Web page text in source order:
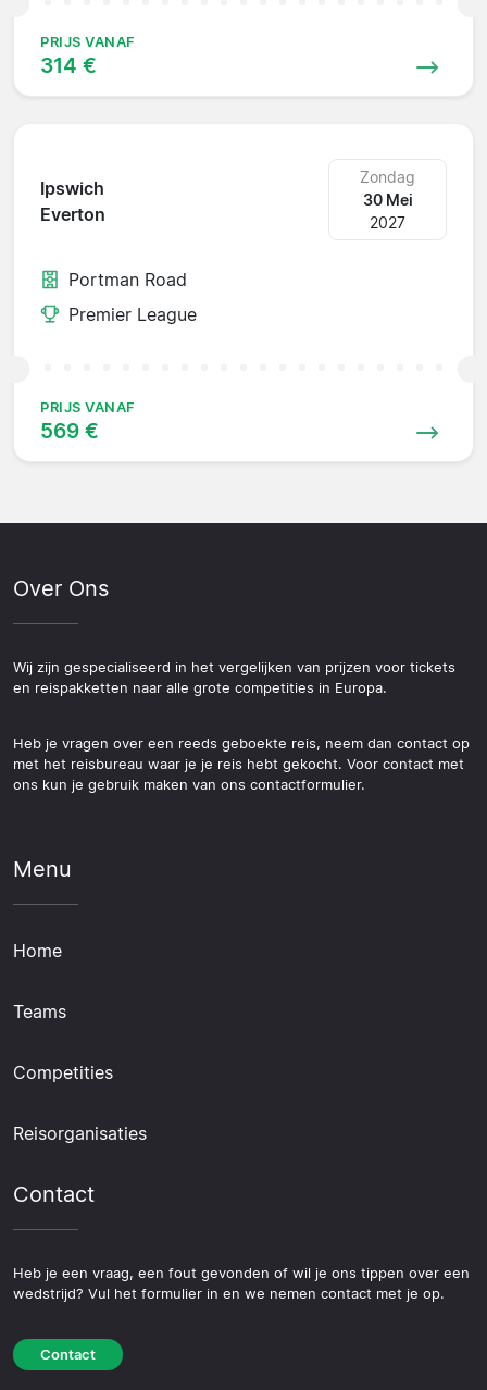
PRIJS VANAF
314 €
Ipswich
Everton
Zondag
30 Mei
2027
Portman Road
Premier League
PRIJS VANAF
569 €
Over Ons
Wij zijn gespecialiseerd in het vergelijken van prijzen voor tickets
en reispakketten naar alle grote competities in Europa.
Heb je vragen over een reeds geboekte reis, neem dan contact op
met het reisbureau waar je je reis hebt gekocht. Voor contact met
ons kun je gebruik maken van ons contactformulier.
Menu
Home
Teams
Competities
Reisorganisaties
Contact
Heb je een vraag, een fout gevonden of wil je ons tippen over een
wedstrijd? Vul het formulier in en we nemen contact met je op.
Contact